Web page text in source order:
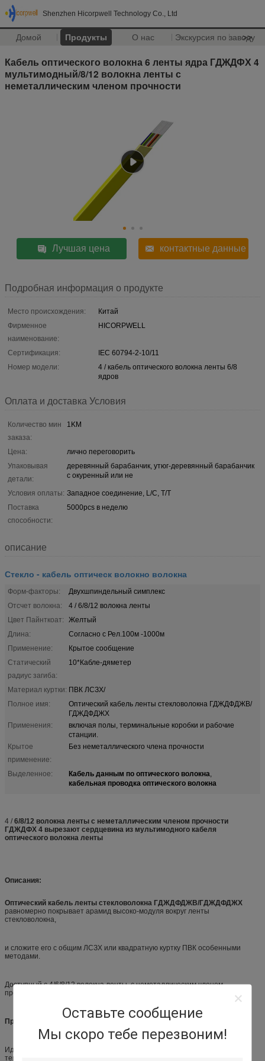
Shenzhen Hicorpwell Technology Co., Ltd
Домой Продукты О нас Экскурсия по заводу
>>
Оставьте сообщение
Мы скоро тебе перезвоним!
Кабель оптического волокна 6 ленты ядра ГДЖДФХ 4
мультимодный/8/12 волокна ленты с
неметаллическим членом прочности
Лучшая цена контактные данные
Подробная информация о продукте
Место происхождения:
Китай
Фирменное
наименование:
HICORPWELL
Сертификация:
IEC 60794-2-10/11
Номер модели:
4 / кабель оптического волокна ленты 6/8
ядров
Оплата и доставка Условия
Количество мин
заказа:
1KM
Цена:
лично переговорить
Упаковывая
детали:
деревянный барабанчик, утюг-деревянный барабанчик
с окуренный или не
Условия оплаты: Западное соединение, L/C, T/T
Поставка
способности:
5000pcs в неделю
описание
Стекло - кабель оптическ волокно волокна
Форм-факторы:
Двухшпиндельный симплекс
Отсчет волокна:
4 / 6/8/12 волокна ленты
Цвет Пайнткоат:
Желтый
Длина:
Согласно с Рел.100м -1000м
Применение:
Крытое сообщение
Статический
радиус загиба:
10*Кабле-дяметер
Материал куртки: ПВК ЛСЗХ/
Полное имя:
Оптический кабель ленты стекловолокна ГДЖДФДЖВ/
ГДЖДФДЖХ
Применения:
включая полы, терминальные коробки и рабочие
станции.
Крытое
применение:
Без неметаллического члена прочности
Выделенное: Кабель данным по оптического волокна,
кабельная проводка оптического волокна
4 / 6/8/12 волокна ленты с неметаллическим членом прочности
ГДЖДФХ 4 вырезают сердцевина из мультимодного кабеля
оптического волокна ленты
Описания:
Оптический кабель ленты стекловолокна ГДЖДФДЖВ/ГДЖДФДЖХ
равномерно покрывает арамид высоко-модуля вокруг ленты
стекловолокна,
и сложите его с общим ЛСЗХ или квадратную куртку ПВК особенными
методами.
Доступный с 4/6/8/12 волокна ленты, с неметаллическим членом
прочности.
Применения:
Идеал для интра остроени применений соединения включая полы,
терминальные коробки и рабочие станции.